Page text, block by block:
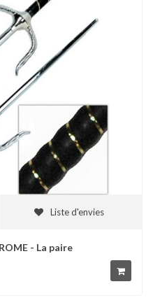
Liste d'envies
- La paire